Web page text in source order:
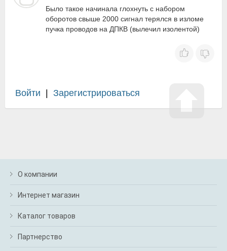
Было такое начинала глохнуть с набором
оборотов свыше 2000 сигнал терялся в изломе
пучка проводов на ДПКВ (вылечил изолентой)
Войти Зарегистрироваться
О компании
Интернет магазин
Каталог товаров
Партнерство